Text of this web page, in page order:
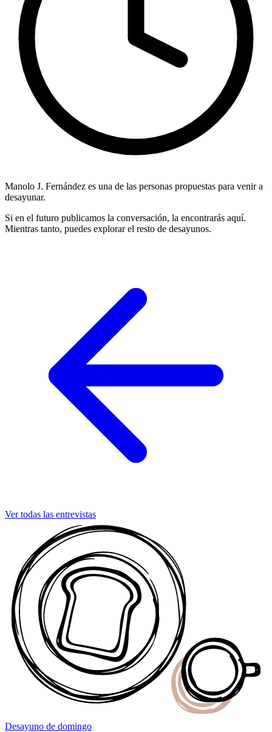
Manolo J. Fernández es una de las personas propuestas para venir a
desayunar.
Si en el futuro publicamos la conversación, la encontrarás aquí.
Mientras tanto, puedes explorar el resto de desayunos.
Ver todas las entrevistas
Desayuno de domingo